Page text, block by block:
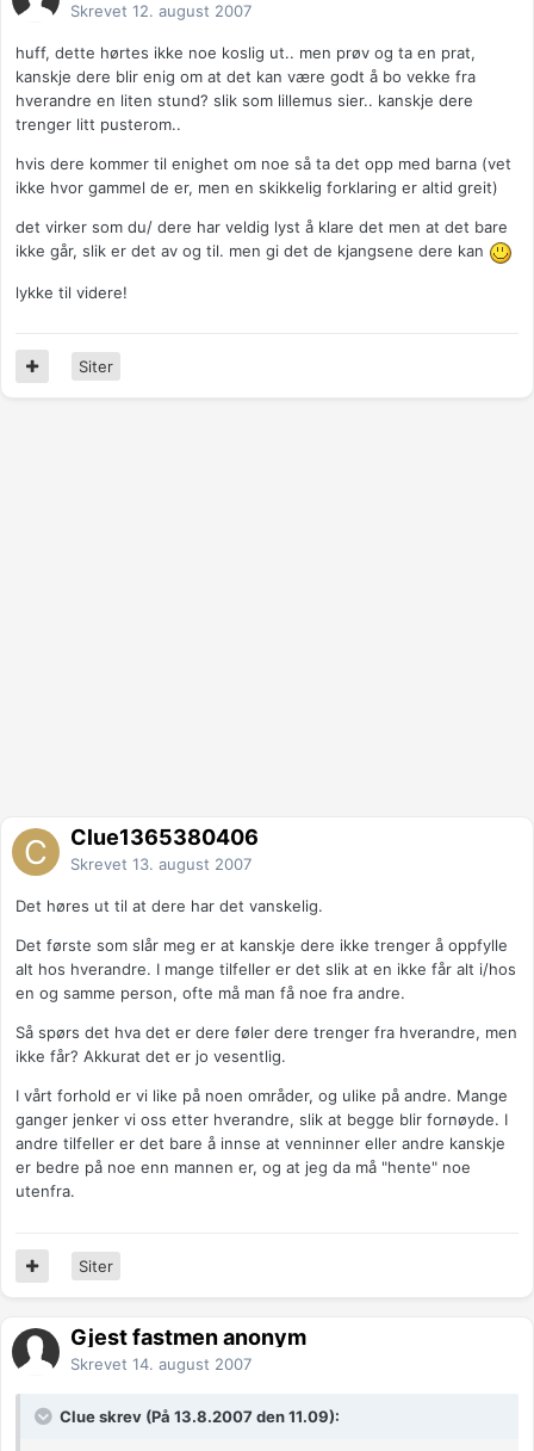
Skrevet 12. august 2007
huff, dette hørtes ikke noe koslig ut.. men prøv og ta en prat,
kanskje dere blir enig om at det kan være godt å bo vekke fra
hverandre en liten stund? slik som lillemus sier.. kanskje dere
trenger litt pusterom..
hvis dere kommer til enighet om noe så ta det opp med barna (vet
ikke hvor gammel de er, men en skikkelig forklaring er altid greit)
det virker som du/ dere har veldig lyst å klare det men at det bare
ikke går, slik er det av og til. men gi det de kjangsene dere kan
lykke til videre!
Siter
Clue1365380406
Skrevet 13. august 2007
Det høres ut til at dere har det vanskelig.
Det første som slår meg er at kanskje dere ikke trenger å oppfylle
alt hos hverandre. I mange tilfeller er det slik at en ikke får alt i/hos
en og samme person, ofte må man få noe fra andre.
Så spørs det hva det er dere føler dere trenger fra hverandre, men
ikke får? Akkurat det er jo vesentlig.
I vårt forhold er vi like på noen områder, og ulike på andre. Mange
ganger jenker vi oss etter hverandre, slik at begge blir fornøyde. I
andre tilfeller er det bare å innse at venninner eller andre kanskje
er bedre på noe enn mannen er, og at jeg da må "hente" noe
utenfra.
Siter
Gjest fastmen anonym
Skrevet 14. august 2007
Clue skrev (På 13.8.2007 den 11.09):